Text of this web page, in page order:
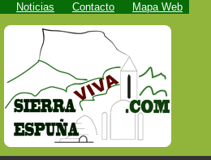
Noticias Contacto Mapa Web